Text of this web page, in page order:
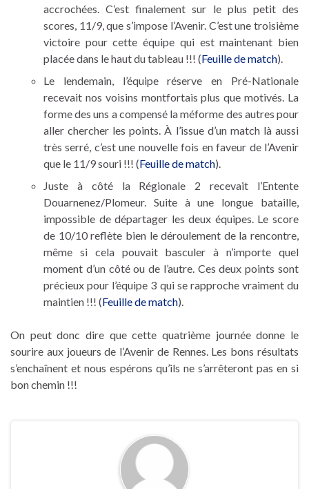
accrochées. C’est finalement sur le plus petit des
scores, 11/9, que s’impose l’Avenir. C’est une troisième
victoire pour cette équipe qui est maintenant bien
placée dans le haut du tableau !!! (Feuille de match).
Le lendemain, l’équipe réserve en Pré-Nationale
recevait nos voisins montfortais plus que motivés. La
forme des uns a compensé la méforme des autres pour
aller chercher les points. À l’issue d’un match là aussi
très serré, c’est une nouvelle fois en faveur de l’Avenir
que le 11/9 souri !!! (Feuille de match).
Juste à côté la Régionale 2 recevait l’Entente
Douarnenez/Plomeur. Suite à une longue bataille,
impossible de départager les deux équipes. Le score
de 10/10 reflète bien le déroulement de la rencontre,
même si cela pouvait basculer à n’importe quel
moment d’un côté ou de l’autre. Ces deux points sont
précieux pour l’équipe 3 qui se rapproche vraiment du
maintien !!! (Feuille de match).
On peut donc dire que cette quatrième journée donne le
sourire aux joueurs de l’Avenir de Rennes. Les bons résultats
s’enchaînent et nous espérons qu’ils ne s’arrêteront pas en si
bon chemin !!!